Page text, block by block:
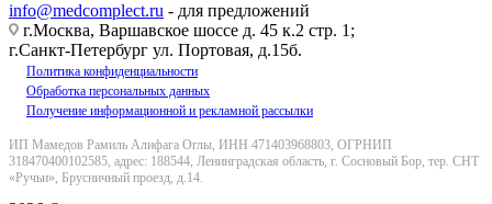
info@medcomplect.ru - для предложений
г.Москва, Варшавское шоссе д. 45 к.2 стр. 1;
г.Санкт-Петербург ул. Портовая, д.15б.
Политика конфиденциальности
Обработка персональных данных
Получение информационной и рекламной рассылки
ИП Мамедов Рамиль Алифага Оглы, ИНН 471403968803, ОГРНИП
318470400102585, адрес: 188544, Ленинградская область, г. Сосновый Бор, тер. СНТ
«Ручьи», Брусничный проезд, д.14.